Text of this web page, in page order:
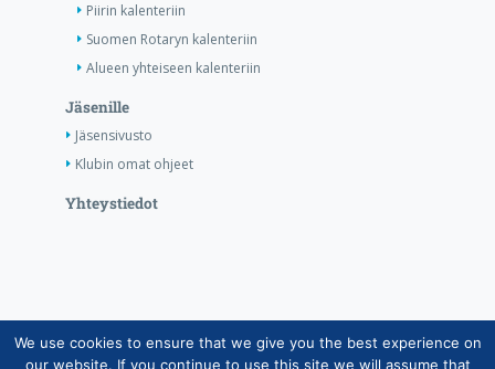
Piirin kalenteriin
Suomen Rotaryn kalenteriin
Alueen yhteiseen kalenteriin
Jäsenille
Jäsensivusto
Klubin omat ohjeet
Yhteystiedot
Copyright © Suomen Rotarypalvelu ry 2026 |
We use cookies to ensure that we give you the best experience on
our website. If you continue to use this site we will assume that